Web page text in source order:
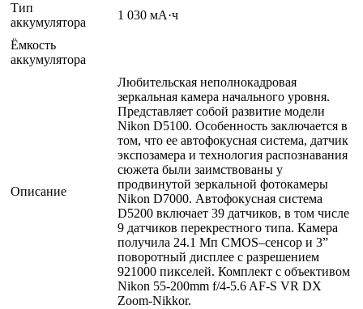
Тип
аккумулятора
1 030 мА·ч
Ёмкость
аккумулятора
Описание
Любительская неполнокадровая
зеркальная камера начального уровня.
Представляет собой развитие модели
Nikon D5100. Особенность заключается в
том, что ее автофокусная система, датчик
экспозамера и технология распознавания
сюжета были заимствованы у
продвинутой зеркальной фотокамеры
Nikon D7000. Автофокусная система
D5200 включает 39 датчиков, в том числе
9 датчиков перекрестного типа. Камера
получила 24.1 Мп CMOS–сенсор и 3”
поворотный дисплее с разрешением
921000 пикселей. Комплект с объективом
Nikon 55-200mm f/4-5.6 AF-S VR DX
Zoom-Nikkor.